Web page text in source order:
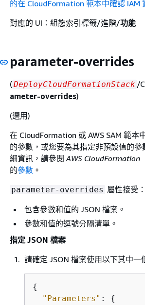
的在 CloudFormation 範本中確認 IAM
對應的 UI：組態索引標籤/進階/功能
parameter-overrides
(DeployCloudFormationStack /
ameter-overrides)
(選用)
在 CloudFormation 或 AWS SAM 範本
的參數，或您要為其指定非預設值的
細資訊，請參閱 AWS CloudFormation
的參數 。
parameter-overrides 屬性接受：
包含參數和值的 JSON 檔案。
參數和值的逗號分隔清單。
指定 JSON 檔案
請確定 JSON 檔案使用以下其中一
{
"Parameters" : {